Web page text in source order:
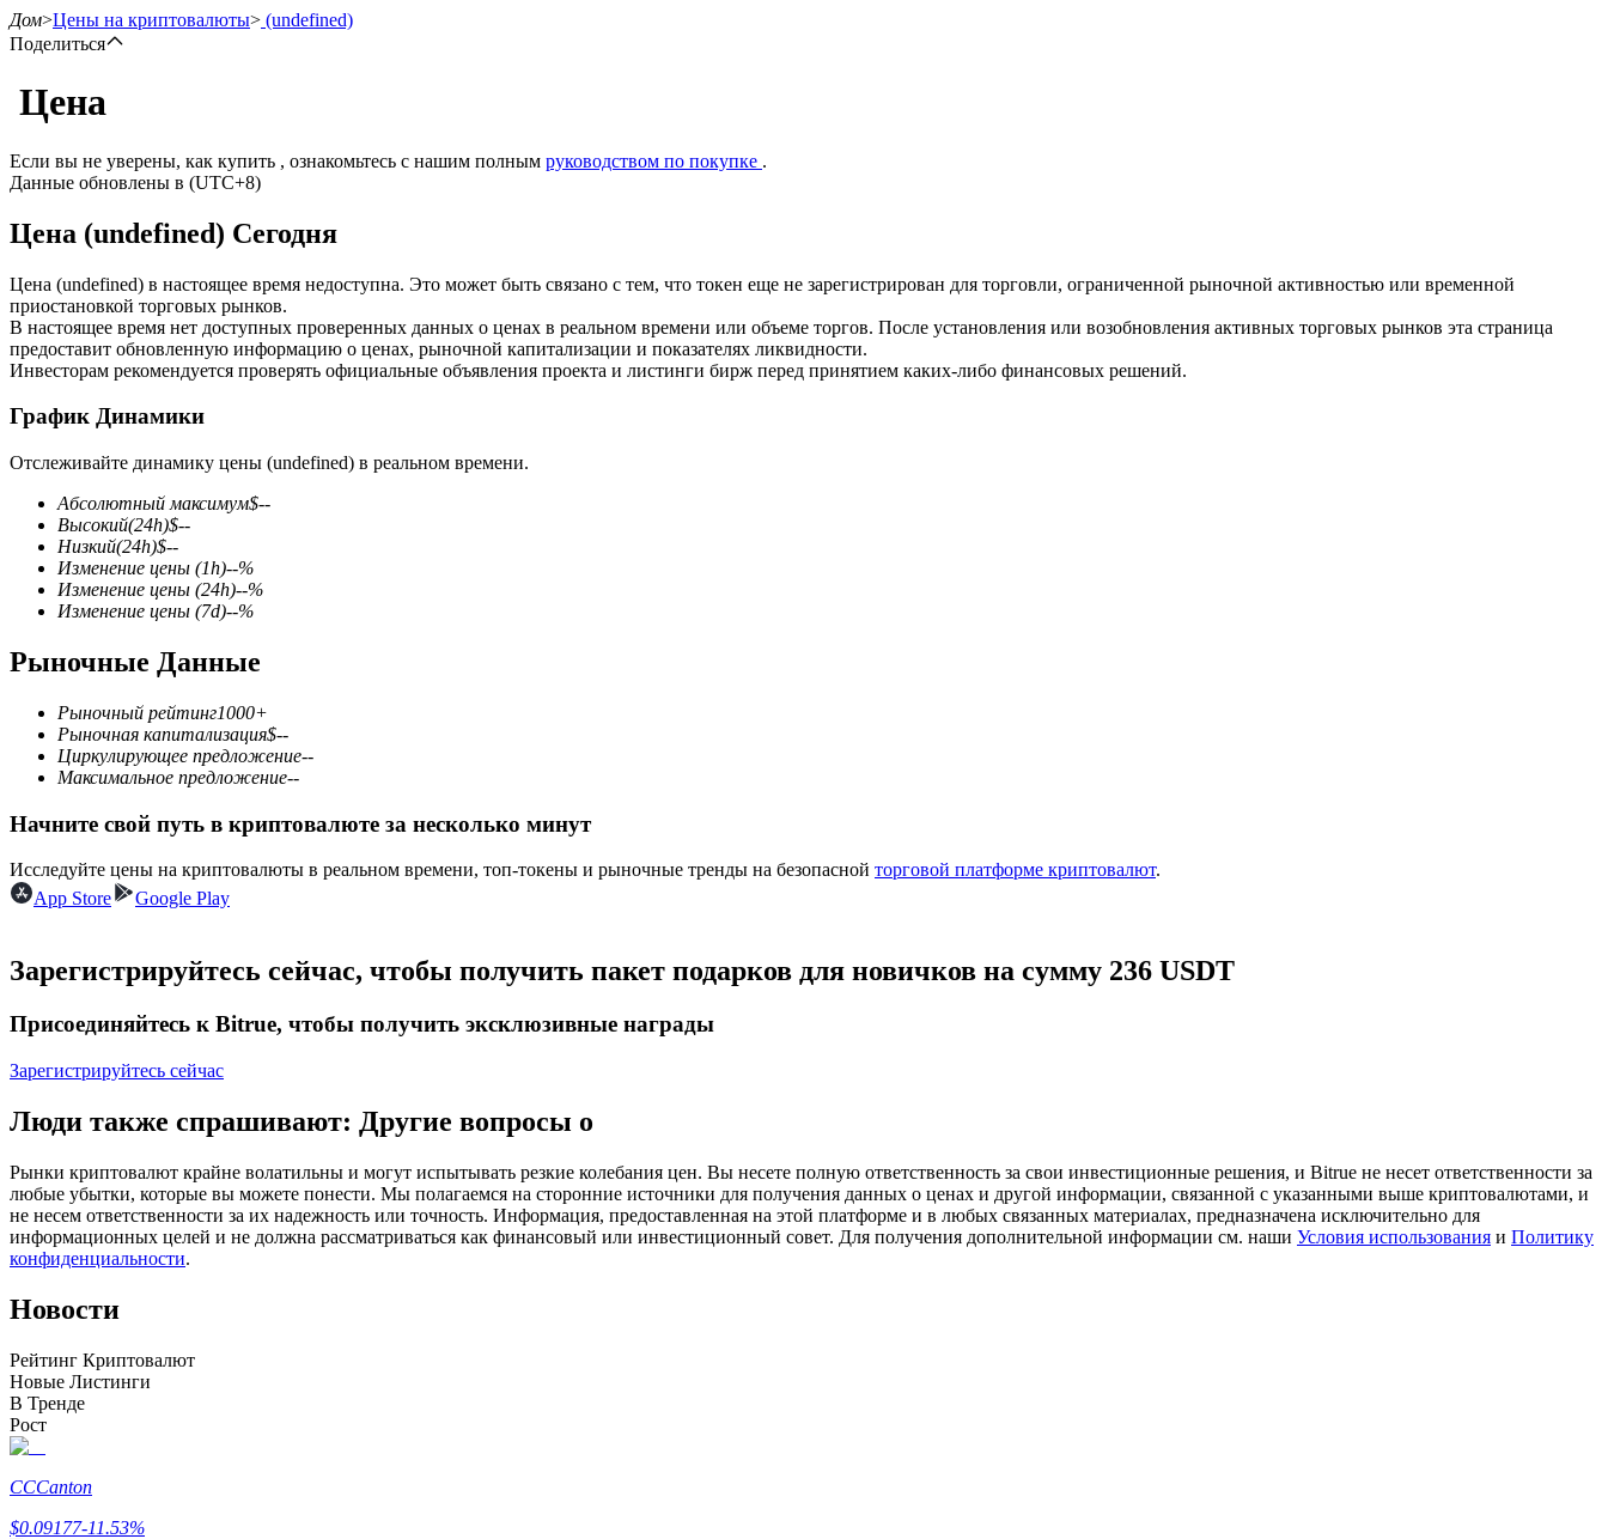
Фьючерсы
USDT-фьючерсы
TradFi
Деривативы на акции, форекс, драгоценные металлы и сырьевые товары
Присоединяйтесь к лучшим трейдерам
Дом>Цены на криптовалюты> (undefined)
Поделиться
Цена
Если вы не уверены, как купить , ознакомьтесь с нашим полным руководством по покупке .
Данные обновлены в (UTC+8)
Цена (undefined) Сегодня
Цена (undefined) в настоящее время недоступна. Это может быть связано с тем, что токен еще не зарегистрирован для торговли, ограниченной рыночной активностью или временной
приостановкой торговых рынков.
В настоящее время нет доступных проверенных данных о ценах в реальном времени или объеме торгов. После установления или возобновления активных торговых рынков эта страница
предоставит обновленную информацию о ценах, рыночной капитализации и показателях ликвидности.
Инвесторам рекомендуется проверять официальные объявления проекта и листинги бирж перед принятием каких-либо финансовых решений.
График Динамики
Отслеживайте динамику цены (undefined) в реальном времени.
Абсолютный максимум$--
Высокий(24h)$--
Низкий(24h)$--
Изменение цены (1h)--%
Изменение цены (24h)--%
Изменение цены (7d)--%
Рыночные Данные
Рыночный рейтинг1000+
Рыночная капитализация$--
Циркулирующее предложение--
Максимальное предложение--
Начните свой путь в криптовалюте за несколько минут
Исследуйте цены на криптовалюты в реальном времени, топ-токены и рыночные тренды на безопасной торговой платформе криптовалют.
App Store
Google Play
Зарегистрируйтесь сейчас, чтобы получить пакет подарков для новичков на сумму 236 USDT
Присоединяйтесь к Bitrue, чтобы получить эксклюзивные награды
Зарегистрируйтесь сейчас
Люди также спрашивают: Другие вопросы о
Рынки криптовалют крайне волатильны и могут испытывать резкие колебания цен. Вы несете полную ответственность за свои инвестиционные решения, и Bitrue не несет ответственности за
любые убытки, которые вы можете понести. Мы полагаемся на сторонние источники для получения данных о ценах и другой информации, связанной с указанными выше криптовалютами, и
не несем ответственности за их надежность или точность. Информация, предоставленная на этой платформе и в любых связанных материалах, предназначена исключительно для
информационных целей и не должна рассматриваться как финансовый или инвестиционный совет. Для получения дополнительной информации см. наши Условия использования и Политику
конфиденциальности.
Новости
Рейтинг Криптовалют
Новые Листинги
В Тренде
Рост
CCCanton
$0.09177-11.53%